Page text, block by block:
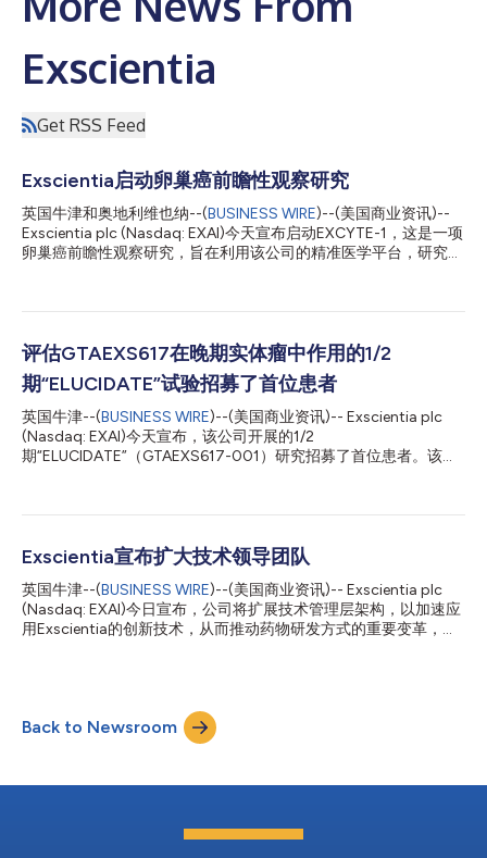
Exscientia
Get RSS Feed
Exscientia启动卵巢癌前瞻性观察研究
英国牛津和奥地利维也纳--(BUSINESS WIRE)--(美国商业资讯)--
Exscientia plc (Nasdaq: EXAI)今天宣布启动EXCYTE-1，这是一项
卵巢癌前瞻性观察研究，旨在利用该公司的精准医学平台，研究原
医学研究中心进行，其研究重点是卵巢癌。该研究的目的是为未来
在预测患者对不同治疗方案的反应方面，卵巢癌领域有很高的需求
尚未满足。这项研究将会与Arbeitsgemeinschaft Gynäkologiche
Onkologie（AGO）研究小组合作进行，该研究小组是全球领先的
非营利妇科肿瘤临床研究网络之一。 德国Evangelische Kliniken
Essen-Mitte妇科和妇科肿瘤科主任、AGO研究小组主席Philipp
Harter M.D., Ph.D.教授表示：“我们很高兴能与Exscientia合作，推
进科学发展，并为卵巢癌患者开发潜在的疗法。通过这项研究，我
评估GTAEXS617在晚期实体瘤中作用的1/2
期“ELUCIDATE”试验招募了首位患者
英国牛津--(BUSINESS WIRE)--(美国商业资讯)-- Exscientia plc
(Nasdaq: EXAI)今天宣布，该公司开展的1/2
期“ELUCIDATE”（GTAEXS617-001）研究招募了首位患者。该研
晚期实体瘤患者中多次递增剂量的安全性、有效性和药代动力学，
（NSCLC）、HR+/HER2乳腺癌和卵巢癌症等。‘617是一种新型
力、选择性、口服生物利用度和安全性。 Exscientia首席定量医学
官Michael Krams博士表示：“我们很高兴能在Exscientia开始对另
一种通过人工智能设计的分子进行临床评估。‘617旨在解决传统药
Exscientia宣布扩大技术领导团队
英国牛津--(BUSINESS WIRE)--(美国商业资讯)-- Exscientia plc
(Nasdaq: EXAI)今日宣布，公司将扩展技术管理层架构，以加速应
用Exscientia的创新技术，从而推动药物研发方式的重要变革，为
的药物化学问题。此外，该公司技术的应用已经远超药物化学范
围，涉及个性化医疗、靶点识别和实验室自动化等领域。因此，
Exscientia现拥有生物制药行业中规模领先的技术专家团队，涵盖
Exscientia通过大量的跨学科团队进行运营，以保持敏捷的产品开
优先级保持一致，其中包括将三位经验丰富的领导人晋升到
Exscientia的执行委员会，他们将各自负责新创建的技术职能部
Back to Newsroom